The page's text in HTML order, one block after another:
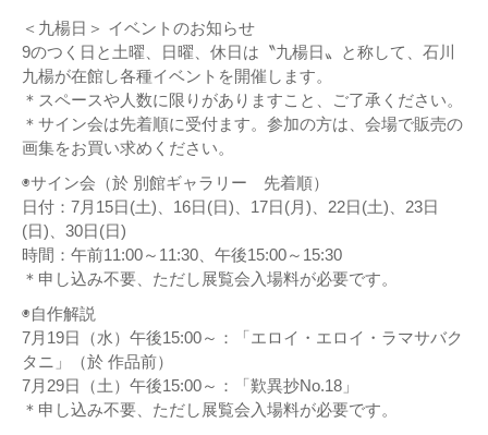
＜九楊日＞ イベントのお知らせ
9のつく日と土曜、日曜、休日は〝九楊日〟と称して、石川
九楊が在館し各種イベントを開催します。
＊スペースや人数に限りがありますこと、ご了承ください。
＊サイン会は先着順に受付ます。参加の方は、会場で販売の
画集をお買い求めください。
◉サイン会（於 別館ギャラリー 先着順）
日付：7月15日(土)、16日(日)、17日(月)、22日(土)、23日
(日)、30日(日)
時間：午前11:00～11:30、午後15:00～15:30
＊申し込み不要、ただし展覧会入場料が必要です。
◉自作解説
7月19日（水）午後15:00～：「エロイ・エロイ・ラマサバク
タニ」（於 作品前）
7月29日（土）午後15:00～：「歎異抄No.18」
＊申し込み不要、ただし展覧会入場料が必要です。